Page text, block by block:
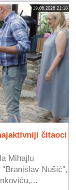
19.06.2026 21:18
čitaoci
Mihajlu
"Branislav Nušić",